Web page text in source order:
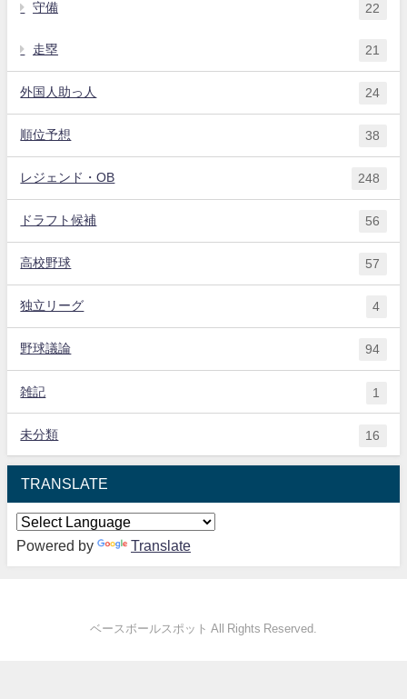
守備 22
走塁 21
外国人助っ人 24
順位予想 38
レジェンド・OB 248
ドラフト候補 56
高校野球 57
独立リーグ 4
野球議論 94
雑記 1
未分類 16
TRANSLATE
Powered by Translate
ベースボールスポット All Rights Reserved.